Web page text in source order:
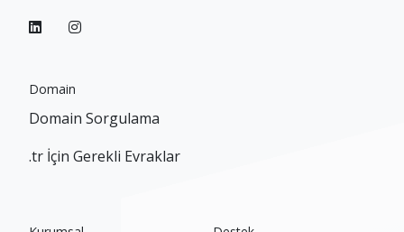
Domain
Domain Sorgulama
.tr İçin Gerekli Evraklar